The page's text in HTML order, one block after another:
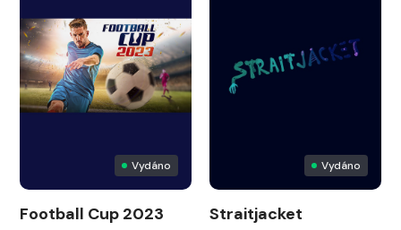
Vydáno
Football Cup 2023
Vydáno
Straitjacket